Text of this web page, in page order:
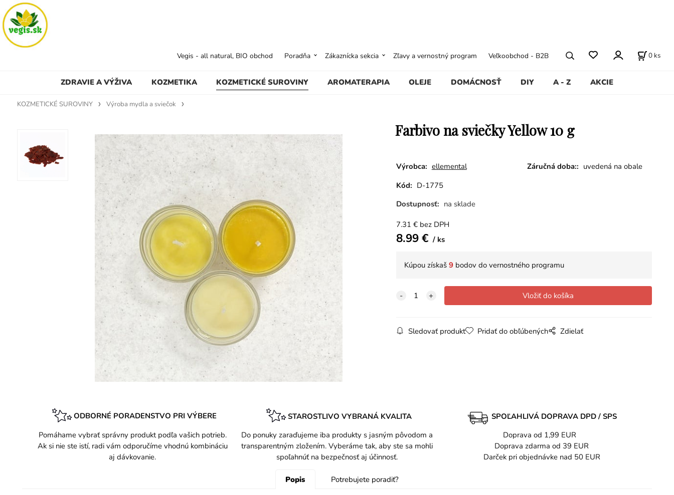
ZDRAVIE A VÝŽIVA KOZMETIKA KOZMETICKÉ SUROVINY AROMATERAPIA OLEJE DOMÁCNOSŤ DIY A - Z AKCIE
Vegis - all natural, BIO obchod Poradňa Zákaznícka sekcia Zľavy a vernostný program Veľkoobchod - B2B 0 ks
KOZMETICKÉ SUROVINY Výroba mydla a sviečok
Farbivo na sviečky Yellow 10 g
Výrobca: ellemental Záručná doba:: uvedená na obale
Kód: D-1775
Dostupnosť: na sklade
7.31 € bez DPH
8.99€ ks
Kúpou získaš 9bodov do vernostného programu
Sledovať produkt Pridať do obľúbených Zdielať
ODBORNÉ PORADENSTVO PRI VÝBERE
Pomáhame vybrať správny produkt podľa vašich potrieb.
Ak si nie ste istí, radi vám odporučíme vhodnú kombináciu
aj dávkovanie.
STAROSTLIVO VYBRANÁ KVALITA
Do ponuky zaraďujeme iba produkty s jasným pôvodom a
transparentným zložením. Vyberáme tak, aby ste sa mohli
spoľahnúť na bezpečnosť aj účinnosť.
SPOĽAHLIVÁ DOPRAVA DPD / SPS
Doprava od 1,99 EUR
Doprava zdarma od 39 EUR
Darček pri objednávke nad 50 EUR
Popis Potrebujete poradiť?